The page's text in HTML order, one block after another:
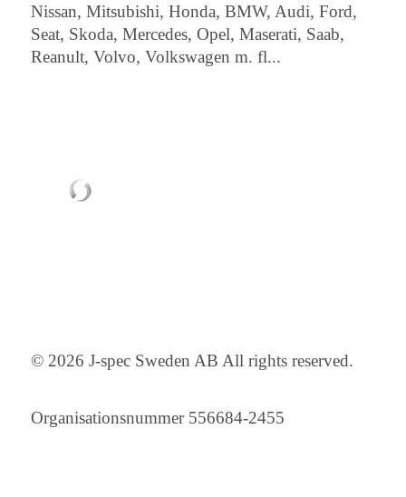
Nissan, Mitsubishi, Honda, BMW, Audi, Ford,
Seat, Skoda, Mercedes, Opel, Maserati, Saab,
Reanult, Volvo, Volkswagen m. fl...
© 2026 J-spec Sweden AB All rights reserved.
Organisationsnummer 556684-2455